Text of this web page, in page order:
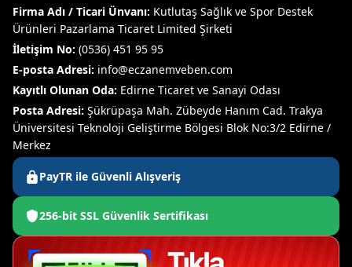
Firma Adı / Ticari Ünvanı: Kutlutaş Sağlık ve Spor Destek
Ürünleri Pazarlama Ticaret Limited Şirketi
İletişim No: (0536) 451 95 95
E-posta Adresi: info@eczanemveben.com
Kayıtlı Olunan Oda: Edirne Ticaret ve Sanayi Odası
Posta Adresi: Şükrüpaşa Mah. Zübeyde Hanım Cad. Trakya
Üniversitesi Teknoloji Geliştirme Bölgesi Blok No:3/2 Edirne /
Merkez
PayTR ile Güvenli Alışveriş
256-bit SSL Güvenlik Sertifikası